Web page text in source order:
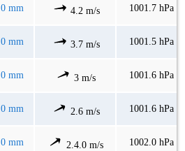
0 mm 4.2 m/s 1001.7 hPa
0 mm 3.7 m/s 1001.5 hPa
0 mm 3 m/s 1001.6 hPa
0 mm 2.6 m/s 1001.6 hPa
0 mm 2.4.0 m/s 1002.0 hPa